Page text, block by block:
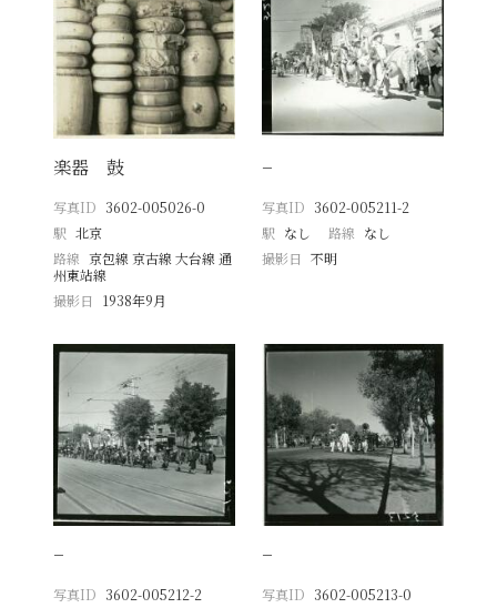
楽器 鼓
写真ID 3602-005026-0
駅 北京
路線 京包線 京古線 大台線 通
州東站線
撮影日
1938年9月
−
写真ID 3602-005211-2
駅 なし 路線 なし
撮影日 不明
−
写真ID 3602-005212-2
−
写真ID 3602-005213-0